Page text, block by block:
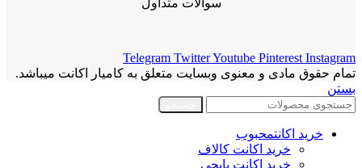
سوالات متداول
Telegram TwitterYoutube Pinterest Instagram
تمام حقوق مادی و معنوی وبسایت متعلق به کامیار اکانت میباشد.
بستن
خرید اکانتمحبوب
خرید اکانت کالاف
خرید اکانت پابجی